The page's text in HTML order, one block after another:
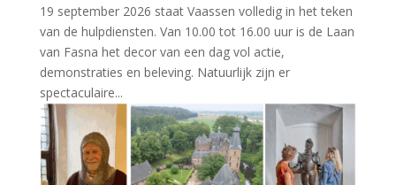
19 september 2026 staat Vaassen volledig in het teken
van de hulpdiensten. Van 10.00 tot 16.00 uur is de Laan
van Fasna het decor van een dag vol actie,
demonstraties en beleving. Natuurlijk zijn er
spectaculaire...